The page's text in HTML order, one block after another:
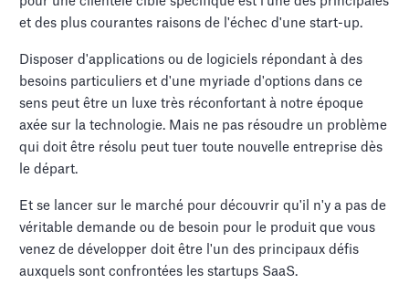
et des plus courantes raisons de l'échec d'une start-up.
Disposer d'applications ou de logiciels répondant à des
besoins particuliers et d'une myriade d'options dans ce
sens peut être un luxe très réconfortant à notre époque
axée sur la technologie. Mais ne pas résoudre un problème
qui doit être résolu peut tuer toute nouvelle entreprise dès
le départ.
Et se lancer sur le marché pour découvrir qu'il n'y a pas de
véritable demande ou de besoin pour le produit que vous
venez de développer doit être l'un des principaux défis
auxquels sont confrontées les startups SaaS.